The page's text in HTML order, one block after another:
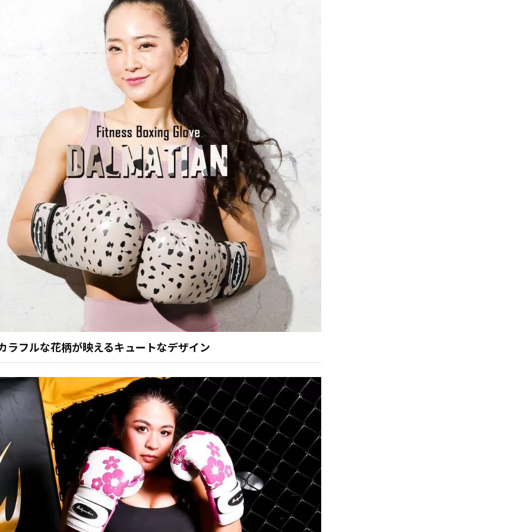
ラフルな花柄が映えるキュートなデザイン